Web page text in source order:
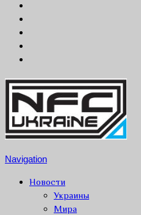
Navigation
Новости
Украины
Мира